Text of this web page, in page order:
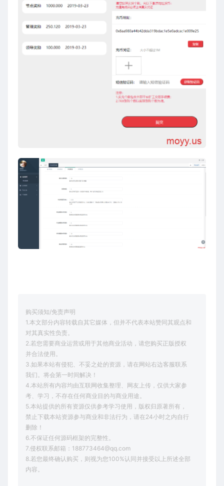
购买须知/免责声明
1.本文部分内容转载自其它媒体，但并不代表本站赞同其观点和
对其真实性负责。
2.若您需要商业运营或用于其他商业活动，请您购买正版授权
并合法使用。
3.如果本站有侵犯、不妥之处的资源，请在网站右边客服联系
我们。将会第一时间解决！
4.本站所有内容均由互联网收集整理、网友上传，仅供大家参
考、学习，不存在任何商业目的与商业用途。
5.本站提供的所有资源仅供参考学习使用，版权归原著所有，
禁止下载本站资源参与商业和非法行为，请在24小时之内自行
删除！
6.不保证任何源码框架的完整性。
7.侵权联系邮箱：188773464@qq.com
8.若您最终确认购买，则视为您100%认同并接受以上所述全部
内容。